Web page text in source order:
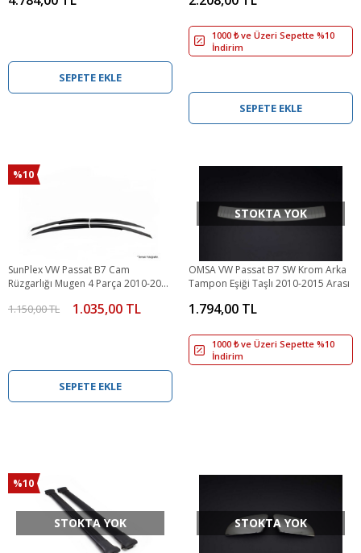
SEPETE EKLE
1000 ₺ ve Üzeri Sepette %10
İndirim
SEPETE EKLE
%10
SunPlex VW Passat B7 Cam
Rüzgarlığı Mugen 4 Parça 2010-2015
1.150,00 TL 1.035,00 TL
SEPETE EKLE
STOKTA YOK
OMSA VW Passat B7 SW Krom Arka
Tampon Eşiği Taşlı 2010-2015 Arası
1.794,00 TL
1000 ₺ ve Üzeri Sepette %10
İndirim
%10
STOKTA YOK STOKTA YOK